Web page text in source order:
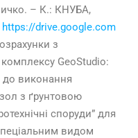
– К.: КНУБА,
https://drive.google.com
з
GeoStudio:
до виконання
з ґрунтовою
споруди” для
видом